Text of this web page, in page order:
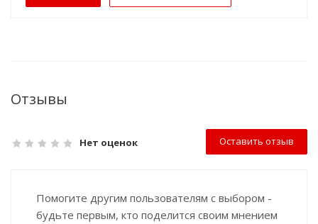
Отзывы
Нет оценок Оставить отзыв
Помогите другим пользователям с выбором -
будьте первым, кто поделится своим мнением